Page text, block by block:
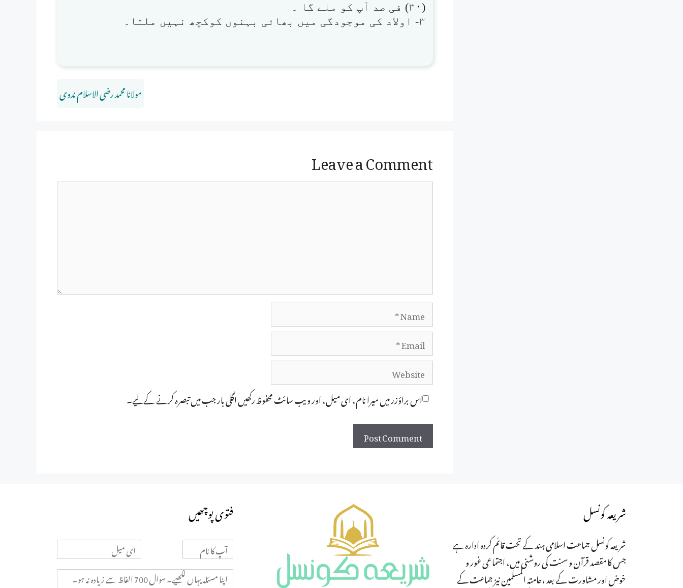
(۳۰) فی صد آپ کو ملے گا ۔
۳- اولاد کی موجودگی میں بھائی بہنوں کوکچھ نہیں ملتا۔
مولانا محمد رضی الاسلام ندوی
Leave a Comment
Name
Email
Website
اس براؤزر میں میرا نام، ای میل، اور ویب سائٹ محفوظ رکھیں اگلی بار جب میں تبصرہ کرنے کےلیے۔
شریعہ کونسل
شریعہ کونسل جماعت اسلامی ہند کے تحت قائم کردہ ادارہ ہے
جس کا مقصد قرآن و سنت کی روشنی میں، اجتماعی غور و
خوض اور مشاورت کے بعد ،عامتہ المسلمین نیز جماعت کے
فتوی پوچھیں